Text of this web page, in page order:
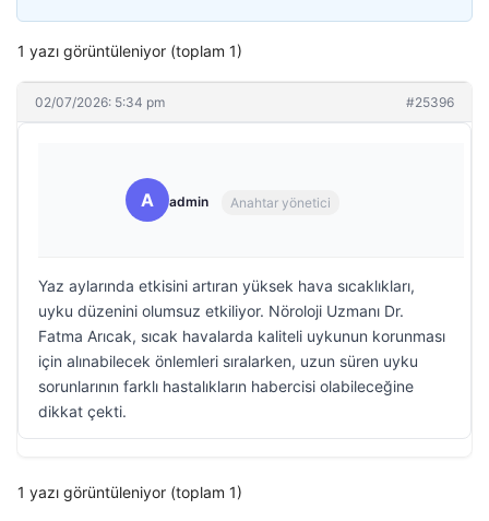
1 yazı görüntüleniyor (toplam 1)
02/07/2026: 5:34 pm #25396
A admin Anahtar yönetici
Yaz aylarında etkisini artıran yüksek hava sıcaklıkları,
uyku düzenini olumsuz etkiliyor. Nöroloji Uzmanı Dr.
Fatma Arıcak, sıcak havalarda kaliteli uykunun korunması
için alınabilecek önlemleri sıralarken, uzun süren uyku
sorunlarının farklı hastalıkların habercisi olabileceğine
dikkat çekti.
1 yazı görüntüleniyor (toplam 1)